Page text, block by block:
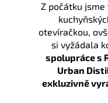
Z počátku jsme
otevíračkou,
si vyžádala
spolupráce s
Urban
exkluzivně